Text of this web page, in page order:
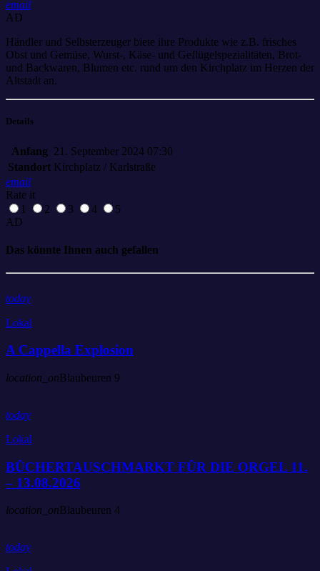
email
AD
Händler und Selbsterzeuger biete ihre Produkte wie z.B. frisches
Obst und Gemüse, Wurst-, Käse- und Geflügelspezialitäten, Brot-
und Backwaren, Blumen etc. rund um den Kirchplatz im Herzen der
Altstadt an.
Details
Anfang 21. September 2024 07:30
Standort Kirchplatz / Karlstraße
email
Rate it
1
2 3 4
5
AD
Das könnte Ihnen auch gefallen
today
Lokal
A Cappella Explosion
location_onBlaubeuren 9
today
Lokal
BÜCHERTAUSCHMARKT FÜR DIE ORGEL 11.
– 13.08.2026
location_on Blaubeuren 4
today